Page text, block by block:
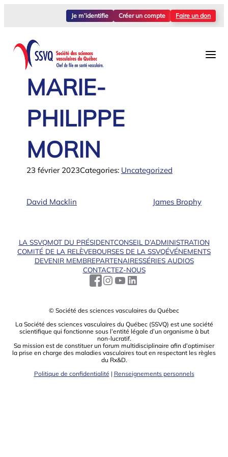
Je m’identifie Créer un compte Faire un don
MARIE-
PHILIPPE
MORIN
23 février 2023Categories: Uncategorized
David Macklin James Brophy
LA SSVQMOT DU PRÉSIDENTCONSEIL D’ADMINISTRATION
COMITÉ DE LA RELÈVEBOURSES DE LA SSVQÉVÉNEMENTS
DEVENIR MEMBREPARTENAIRESSÉRIES AUDIOS
CONTACTEZ-NOUS
© Société des sciences vasculaires du Québec
La Société des sciences vasculaires du Québec (SSVQ) est une société
scientiﬁque qui fonctionne sous l’entité légale d’un organisme à but
non-lucratif.
Sa mission est de constituer un forum multidisciplinaire aﬁn d’optimiser
la prise en charge des maladies vasculaires tout en respectant les règles
du Rx&D.
Politique de confidentialité | Renseignements personnels